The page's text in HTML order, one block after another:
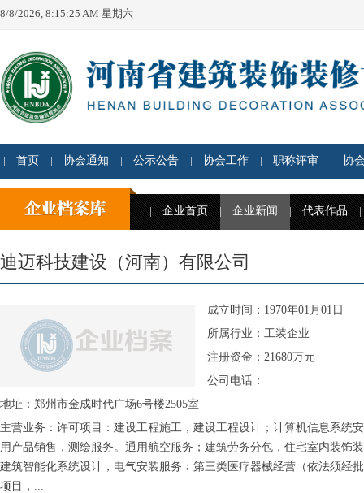
8/8/2026, 8:15:25 AM 星期六
首页 协会通知 公示公告 协会工作 职称评审 协
企业首页 企业新闻 代表作品
迪迈科技建设（河南）有限公司
成立时间：1970年01月01日
所属行业：工装企业
注册资金：21680万元
公司电话：
地址：郑州市金成时代广场6号楼2505室
主营业务：许可项目：建设工程施工，建设工程设计；计算机信息系统
用产品销售，测绘服务。通用航空服务；建筑劳务分包，住宅室内装饰
建筑智能化系统设计，电气安装服务﹔第三类医疗器械经营（依法须经
项目，...